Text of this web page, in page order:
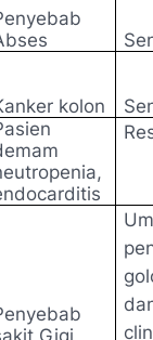
kolon
Gigi